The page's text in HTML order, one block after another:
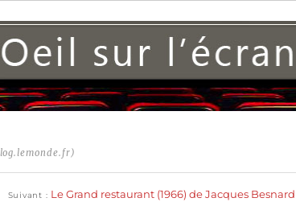
Suivant Le Grand restaurant (1966) de Jacques Besnard